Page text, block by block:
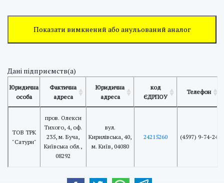
Показати вимкнений або анульований аналог
Дані підприємств(а)
Юридична
особа
Фактична
адреса
Юридична
адреса
код
ЄДРПОУ
Телефон
ТОВ ТРК
"Сатурн"
пров. Олекси
Тихого, 4, оф.
235, м. Буча,
Київська обл.,
08292
вул.
Кирилівська, 40,
м. Київ, 04080
24215260 (4597) 9-74-24